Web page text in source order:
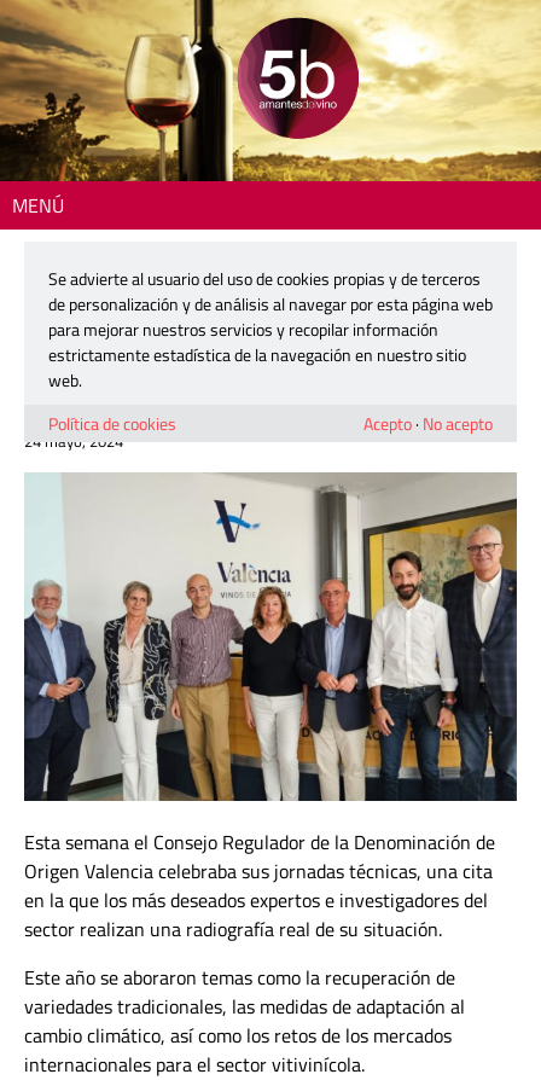
MENÚ
ancestrales, cambio climático y retos del mercado
Jornadas Técnicas de la DO Valencia:
uvas ancestrales, cambio climático y
retos del mercado
24 mayo, 2024
Esta semana el Consejo Regulador de la Denominación de
Origen Valencia celebraba sus jornadas técnicas, una cita
en la que los más deseados expertos e investigadores del
sector realizan una radiografía real de su situación.
Este año se aboraron temas como la recuperación de
variedades tradicionales, las medidas de adaptación al
cambio climático, así como los retos de los mercados
internacionales para el sector vitivinícola.
Se advierte al usuario del uso de cookies propias y de terceros
de personalización y de análisis al navegar por esta página web
para mejorar nuestros servicios y recopilar información
estrictamente estadística de la navegación en nuestro sitio
web.
Política de cookies
Acepto· No acepto